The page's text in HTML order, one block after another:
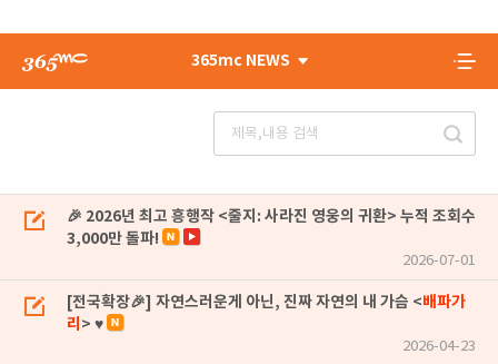
365mc NEWS
🎉 2026년 최고 흥행작 <줄지: 사라진 영웅의 귀환> 누적 조회수
3,000만 돌파!
2026-07-01
[전국확장🎉] 자연스러운게 아닌, 진짜 자연의 내 가슴 <배파가
리 > ♥
2026-04-23